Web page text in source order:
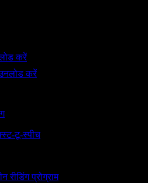
करें
करें
टू-स्पीच
रीडिंग प्रोग्राम